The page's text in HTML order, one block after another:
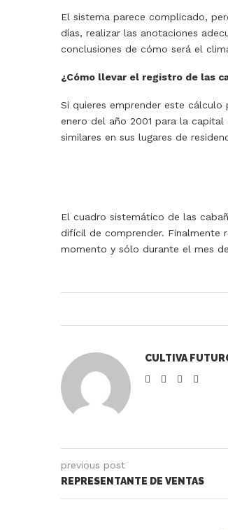
El sistema parece complicado,
días, realizar las anotaciones
conclusiones de cómo será el
¿Cómo llevar el registro de las
Si quieres emprender este
enero del año 2001 para la
similares en sus lugares de
El cuadro sistemático de las
difícil de comprender. Finalmente
momento y sólo durante el mes
CULTIVA
previous post
REPRESENTANTE DE VENTAS